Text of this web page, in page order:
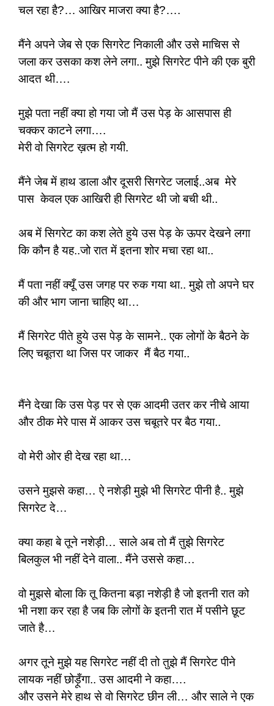
चल रहा है?… आखिर माजरा क्या है?….
मैंने अपने जेब से एक सिगरेट निकाली और उसे माचिस से
जला कर उसका कश लेने लगा.. मुझे सिगरेट पीने की एक बुरी
आदत थी….
मुझे पता नहीं क्या हो गया जो मैं उस पेड़ के आसपास ही
चक्कर काटने लगा….
मेरी वो सिगरेट ख़त्म हो गयी.
मैंने जेब में हाथ डाला और दूसरी सिगरेट जलाई..अब मेरे
पास केवल एक आखिरी ही सिगरेट थी जो बची थी..
अब में सिगरेट का कश लेते हुये उस पेड़ के ऊपर देखने लगा
कि कौन है यह..जो रात में इतना शोर मचा रहा था..
मैं पता नहीं क्यूँ उस जगह पर रुक गया था.. मुझे तो अपने घर
की और भाग जाना चाहिए था…
मैं सिगरेट पीते हुये उस पेड़ के सामने.. एक लोगों के बैठने के
लिए चबूतरा था जिस पर जाकर मैं बैठ गया..
मैंने देखा कि उस पेड़ पर से एक आदमी उतर कर नीचे आया
और ठीक मेरे पास में आकर उस चबूतरे पर बैठ गया..
वो मेरी ओर ही देख रहा था…
उसने मुझसे कहा… ऐ नशेड़ी मुझे भी सिगरेट पीनी है.. मुझे
सिगरेट दे…
क्या कहा बे तूने नशेड़ी… साले अब तो मैं तुझे सिगरेट
बिलकुल भी नहीं देने वाला.. मैंने उससे कहा…
वो मुझसे बोला कि तू कितना बड़ा नशेड़ी है जो इतनी रात को
भी नशा कर रहा है जब कि लोगों के इतनी रात में पसीने छूट
जाते है…
अगर तूने मुझे यह सिगरेट नहीं दी तो तुझे मैं सिगरेट पीने
लायक नहीं छोड़ूँगा.. उस आदमी ने कहा….
और उसने मेरे हाथ से वो सिगरेट छीन ली… और साले ने एक